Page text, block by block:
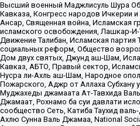
Высший военный Маджлисуль Шура
Кавказа, Конгресс народов Ичкерии
Ансар, Священная война, Исламская
исламского освобождения, Лашкар-И-
Движение Талибан, Исламская партия
социальных реформ, Общество
Дом двух святых, Джунд аш-Шам,
Кавказ, АБТО, Правый сектор,
Нусра ли-Ахль аш-Шам, Народное
Пожарского, Аджр от Аллаха Субхану
Муджахеды джамаата Ат-Тавхида
Джамаат, Рохнамо ба суи давлати
сообщество Сеть, Катиба Таухид
Ахлю Сунна Валь Джамаа, National